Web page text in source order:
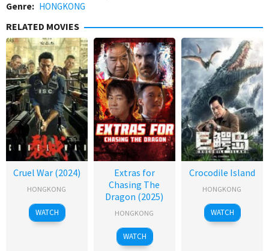
Genre: HONGKONG
RELATED MOVIES
Cruel War (2024)
HONGKONG
WATCH
Extras for
Chasing The
Dragon (2025)
HONGKONG
WATCH
Crocodile Island
HONGKONG
WATCH